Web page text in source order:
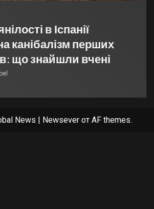
в Іспанії
канібалізм перших
що знайшли вчені
News | Newseverот AF themes.